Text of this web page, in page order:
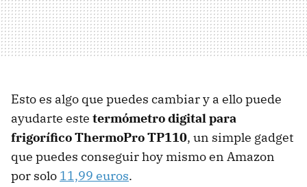
Esto es algo que puedes cambiar y a ello puede
ayudarte este termómetro digital para
frigorífico ThermoPro TP110, un simple gadget
que puedes conseguir hoy mismo en Amazon
por solo 11,99 euros.